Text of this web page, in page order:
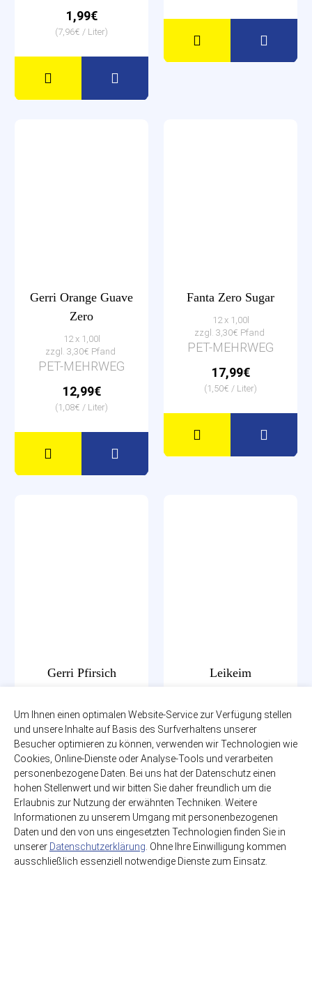
1,99€
(7,96€ / Liter)
Gerri Orange Guave
Zero
12 x 1,00l
zzgl. 3,30€ Pfand
PET-MEHRWEG
12,99€
(1,08€ / Liter)
Fanta Zero Sugar
12 x 1,00l
zzgl. 3,30€ Pfand
PET-MEHRWEG
17,99€
(1,50€ / Liter)
Gerri Pfirsich
12 x 1,00l
zzgl. 3,30€ Pfand
PET-MEHRWEG
12,99€
(1,08€ / Liter)
Leikeim
Mix, Zitrone,
Orange
zzgl. 4,50€ Pfand
Glas-MEHRWEG
18,49€
(1,85€ / Liter)
Um Ihnen einen optimalen Website-Service zur Verfügung stellen
und unsere Inhalte auf Basis des Surfverhaltens unserer
Besucher optimieren zu können, verwenden wir Technologien wie
Cookies, Online-Dienste oder Analyse-Tools und verarbeiten
personenbezogene Daten. Bei uns hat der Datenschutz einen
hohen Stellenwert und wir bitten Sie daher freundlich um die
Erlaubnis zur Nutzung der erwähnten Techniken. Weitere
Informationen zu unserem Umgang mit personenbezogenen
Daten und den von uns eingesetzten Technologien finden Sie in
unserer Datenschutzerklärung. Ohne Ihre Einwilligung kommen
ausschließlich essenziell notwendige Dienste zum Einsatz.